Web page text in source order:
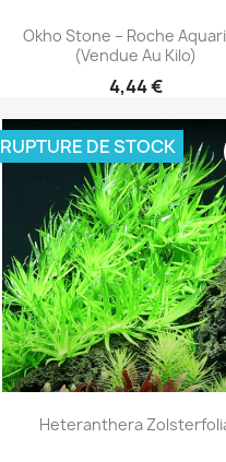
 Aperçu rapide
Okho Stone – Roche
(vendue Au Kilo)
4,44 €
 Aperçu rapide
Heteranthera
RUPTURE DE STOCK